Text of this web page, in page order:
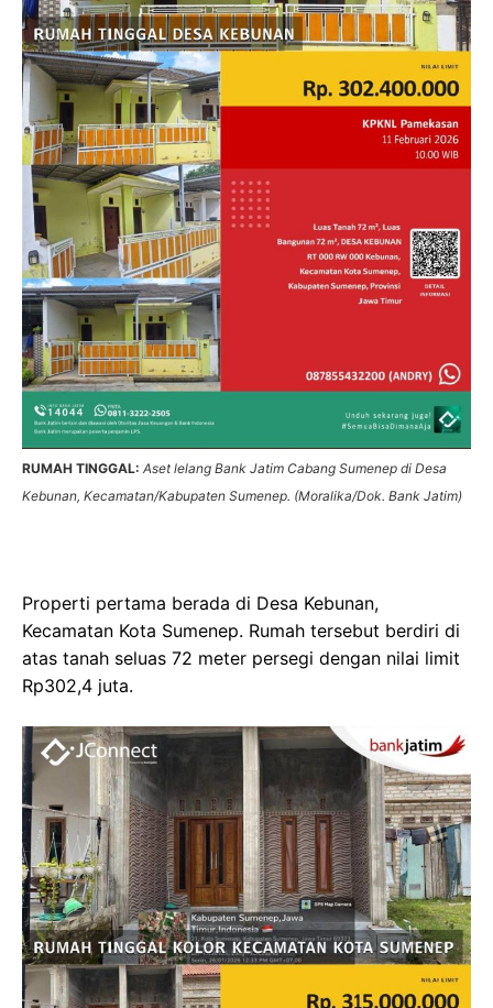
RUMAH TINGGAL: Aset lelang Bank Jatim Cabang Sumenep di Desa
Kebunan, Kecamatan/Kabupaten Sumenep. (Moralika/Dok. Bank Jatim)
Properti pertama berada di Desa Kebunan,
Kecamatan Kota Sumenep. Rumah tersebut berdiri di
atas tanah seluas 72 meter persegi dengan nilai limit
Rp302,4 juta.